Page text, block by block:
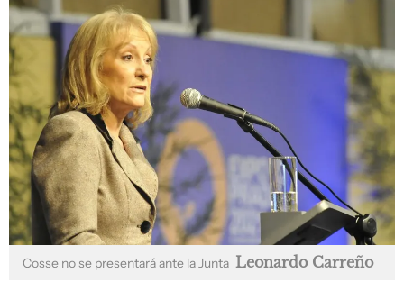
Cosse no se presentará ante la Junta Leonardo Carreño